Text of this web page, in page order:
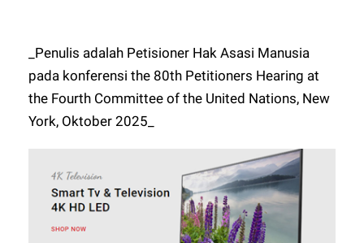
_Penulis adalah Petisioner Hak Asasi Manusia
pada konferensi the 80th Petitioners Hearing at
the Fourth Committee of the United Nations, New
York, Oktober 2025_